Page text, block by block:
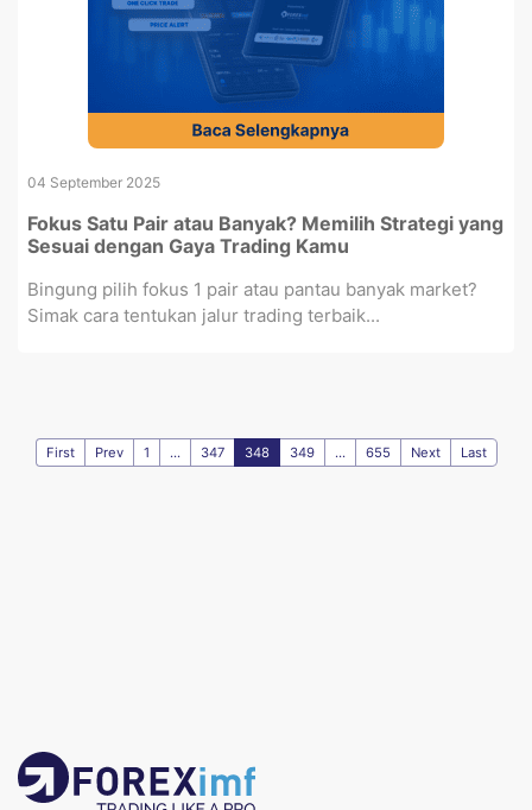
04 September 2025
Fokus Satu Pair atau Banyak? Memilih Strategi yang
Sesuai dengan Gaya Trading Kamu
Bingung pilih fokus 1 pair atau pantau banyak market?
Simak cara tentukan jalur trading terbaik...
First Prev 1 ... 347 348 349 ... 655 Next Last